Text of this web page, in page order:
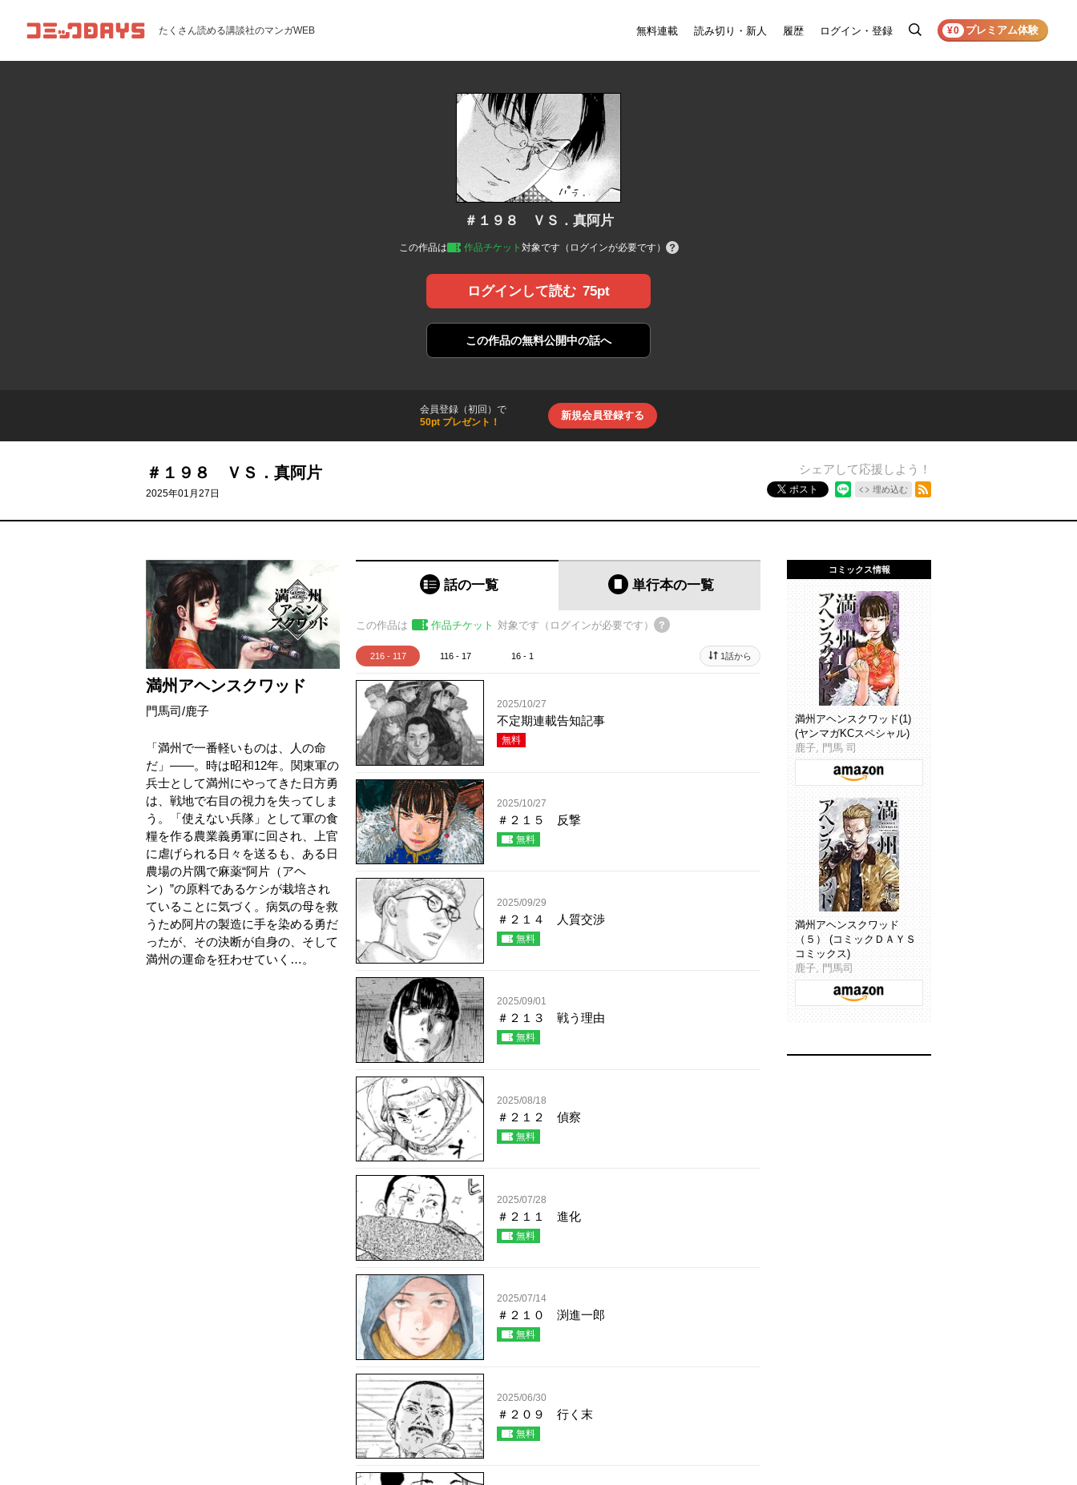
コミックDAYS たくさん読める講談社のマンガWEB 無料連載 読み切り・新人 履歴 ログイン・登録
検
¥0 プレミアム体験
＃１９８ ＶＳ．真阿片
この作品は 作品チケット 対象です（ログインが必要です）
ログインして読む 75pt
この作品の無料公開中の話へ
会員登録（初回）で
50pt プレゼント！
新規会員登録する
＃１９８ ＶＳ．真阿片
2025年01月27日
シェアして応援しよう！
ポスト 埋め込む
満州アヘンスクワッド
門馬司/鹿子
「満州で一番軽いものは、人の命
だ」――。時は昭和12年。関東軍の
兵士として満州にやってきた日方勇
は、戦地で右目の視力を失ってしま
う。「使えない兵隊」として軍の食
糧を作る農業義勇軍に回され、上官
に虐げられる日々を送るも、ある日
農場の片隅で麻薬“阿片（アヘ
ン）”の原料であるケシが栽培され
ていることに気づく。病気の母を救
うため阿片の製造に手を染める勇だ
ったが、その決断が自身の、そして
満州の運命を狂わせていく…。
話の一覧 単行本の一覧
この作品は 作品チケット 対象です（ログインが必要です）
216 - 117 116 - 17 16 - 1 1話から
2025/10/27
不定期連載告知記事
無料
2025/10/27
＃２１５ 反撃
無料
2025/09/29
＃２１４ 人質交渉
無料
2025/09/01
＃２１３ 戦う理由
無料
2025/08/18
＃２１２ 偵察
無料
2025/07/28
＃２１１ 進化
無料
2025/07/14
＃２１０ 渕進一郎
無料
2025/06/30
＃２０９ 行く末
無料
コミックス情報
満州アヘンスクワッド(1)
(ヤンマガKCスペシャル)
鹿子, 門馬 司
満州アヘンスクワッド
（５） (コミックＤＡＹＳ
コミックス)
鹿子, 門馬司